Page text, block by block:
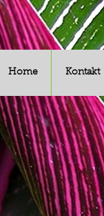
Home Kontakt